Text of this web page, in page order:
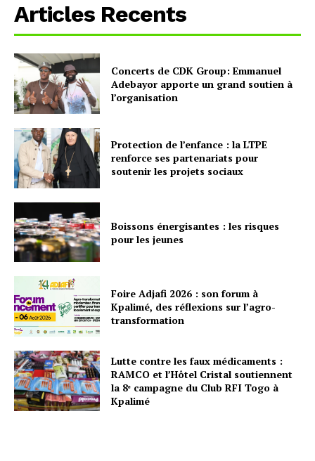
Articles Recents
Concerts de CDK Group: Emmanuel
Adebayor apporte un grand soutien à
l’organisation
Protection de l’enfance : la LTPE
renforce ses partenariats pour
soutenir les projets sociaux
Boissons énergisantes : les risques
pour les jeunes
Foire Adjafi 2026 : son forum à
Kpalimé, des réflexions sur l’agro-
transformation
Lutte contre les faux médicaments :
RAMCO et l’Hôtel Cristal soutiennent
la 8ᵉ campagne du Club RFI Togo à
Kpalimé